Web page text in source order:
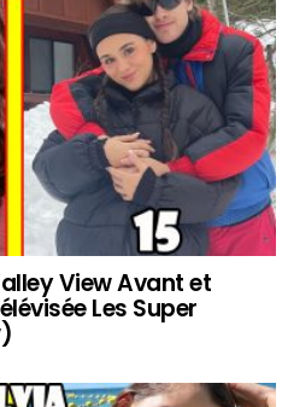
View Avant et
Les Super